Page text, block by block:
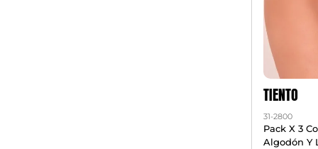
TIENTO
31-2800
Pack X 3
Algodón Y